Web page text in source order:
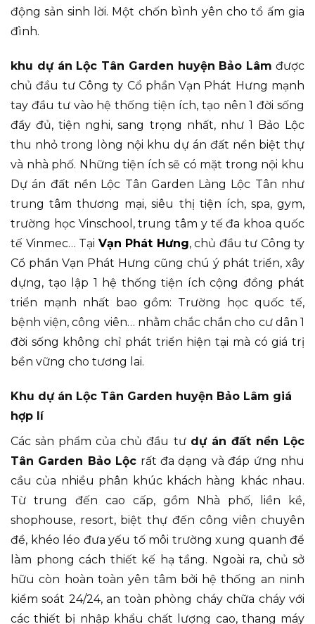
động sản sinh lời. Một chốn bình yên cho tổ ấm gia
đình.
khu dự án Lộc Tân Garden huyện Bảo Lâm được
chủ đầu tư Công ty Cổ phần Vạn Phát Hưng mạnh
tay đầu tư vào hệ thống tiện ích, tạo nên 1 đời sống
đầy đủ, tiện nghi, sang trọng nhất, như 1 Bảo Lộc
thu nhỏ trong lòng nội khu dự án đất nền biệt thự
và nhà phố. Những tiện ích sẽ có mặt trong nội khu
Dự án đất nền Lộc Tân Garden Làng Lộc Tân như
trung tâm thương mại, siêu thị tiện ích, spa, gym,
trường học Vinschool, trung tâm y tế đa khoa quốc
tế Vinmec… Tại Vạn Phát Hưng, chủ đầu tư Công ty
Cổ phần Vạn Phát Hưng cũng chú ý phát triển, xây
dựng, tạo lập 1 hệ thống tiện ích cộng đồng phát
triển mạnh nhất bao gồm: Trường học quốc tế,
bệnh viện, công viên… nhằm chắc chắn cho cư dân 1
đời sống không chỉ phát triển hiện tại mà có giá trị
bền vững cho tương lai.
Khu dự án Lộc Tân Garden huyện Bảo Lâm giá
hợp lí
Các sản phẩm của chủ đầu tư dự án đất nền Lộc
Tân Garden Bảo Lộc rất đa dạng và đáp ứng nhu
cầu của nhiều phân khúc khách hàng khác nhau.
Từ trung đến cao cấp, gồm Nhà phố, liền kề,
shophouse, resort, biệt thự đến công viên chuyên
đề, khéo léo đưa yếu tố môi trường xung quanh để
làm phong cách thiết kế hạ tầng. Ngoài ra, chủ sở
hữu còn hoàn toàn yên tâm bởi hệ thống an ninh
kiểm soát 24/24, an toàn phòng cháy chữa cháy với
các thiết bị nhập khẩu chất lượng cao, thang máy